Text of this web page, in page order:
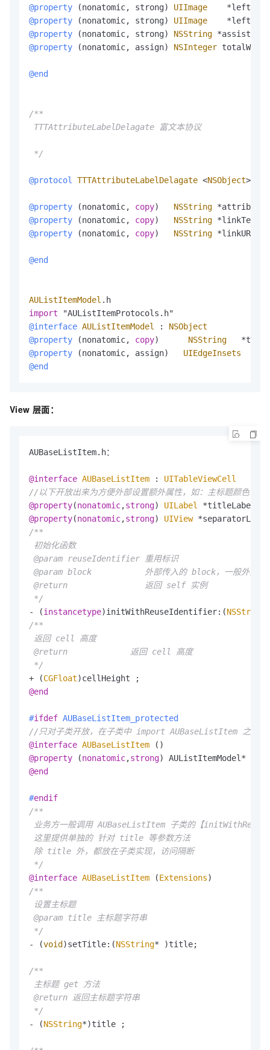
@property (nonatomic, strong) UIImage *
@property (nonatomic, strong) UIImage *
@property (nonatomic, strong) NSString *
@property (nonatomic, assign) NSInteger
@end
/**
TTTAttributeLabelDelagate 富文本协议
*/
@protocol TTTAttributeLabelDelagate <NSObject>
@property (nonatomic, copy) NSString *
@property (nonatomic, copy) NSString *
@property (nonatomic, copy) NSString *
@end
AUListItemModel
import
@interface AUListItemModel : NSObject
@property (nonatomic, copy) NSString *
@property (nonatomic, assign) UIEdgeInsets
@end
View 层面：
AUBaseListItem.h：
@interface AUBaseListItem : UITableViewCell
//以下开放出来为方便外部设置额外属性，如：主标题颜色
@property(nonatomic,strong) UILabel
@property(nonatomic,strong) UIView
/**
初始化函数
@param reuseIdentifier 重用标识
@param block           外部传入的 block，一般外部
@return                返回 self 实例
*/
- (instancetype)initWithReuseIdentifier:(NSString
/**
返回 cell 高度
@return             返回 cell 高度
*/
+ (CGFloat
@end
#ifdef AUBaseListItem_protected
//只对子类开放，在子类中 import AUBaseListItem 之前
@interface AUBaseListItem ()
@property (nonatomic,strong
@end
#endif
/**
业务方一般调用 AUBaseListItem 子类的【
这里提供单独的 针对 title 等参数方法
除 title 外，都放在子类实现，访问隔断
*/
@interface AUBaseListItem (Extensions)
/**
设置主标题
@param title 主标题字符串
*/
- (void )setTitle:(NSString* )title;
/**
主标题 get 方法
@return 返回主标题字符串
*/
- (NSString*)title ;